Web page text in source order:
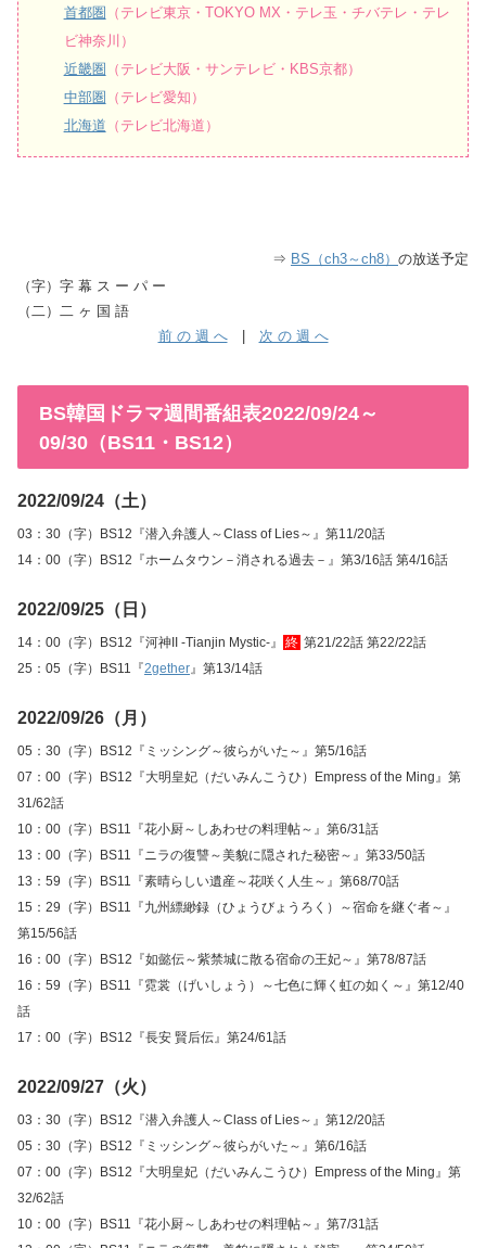
首都圏 （テレビ東京・TOKYO MX・テレ玉・チバテレ・テレ
ビ神奈川）
近畿圏 （テレビ大阪・サンテレビ・KBS京都）
中部圏 （テレビ愛知）
北海道 （テレビ北海道）
⇒ BS（ch3～ch8） の放送予定
（字）字 幕 ス ー パ ー
（二）二 ヶ 国 語
前 の 週 へ| 次 の 週 へ
BS韓国ドラマ週間番組表2022/09/24～
09/30（BS11・BS12）
2022/09/24（土）
03：30（字）BS12『潜入弁護人～Class of Lies～』第11/20話
14：00（字）BS12『ホームタウン－消される過去－』第3/16話 第4/16話
2022/09/25（日）
14：00（字）BS12『河神II -Tianjin Mystic-』 終 第21/22話 第22/22話
25：05（字）BS11『2gether』第13/14話
2022/09/26（月）
05：30（字）BS12『ミッシング～彼らがいた～』第5/16話
07：00（字）BS12『大明皇妃（だいみんこうひ）Empress of the Ming』第
31/62話
10：00（字）BS11『花小厨～しあわせの料理帖～』第6/31話
13：00（字）BS11『ニラの復讐～美貌に隠された秘密～』第33/50話
13：59（字）BS11『素晴らしい遺産～花咲く人生～』第68/70話
15：29（字）BS11『九州縹緲録（ひょうびょうろく）～宿命を継ぐ者～』
第15/56話
16：00（字）BS12『如懿伝～紫禁城に散る宿命の王妃～』第78/87話
16：59（字）BS11『霓裳（げいしょう）～七色に輝く虹の如く～』第12/40
話
17：00（字）BS12『長安 賢后伝』第24/61話
2022/09/27（火）
03：30（字）BS12『潜入弁護人～Class of Lies～』第12/20話
05：30（字）BS12『ミッシング～彼らがいた～』第6/16話
07：00（字）BS12『大明皇妃（だいみんこうひ）Empress of the Ming』第
32/62話
10：00（字）BS11『花小厨～しあわせの料理帖～』第7/31話